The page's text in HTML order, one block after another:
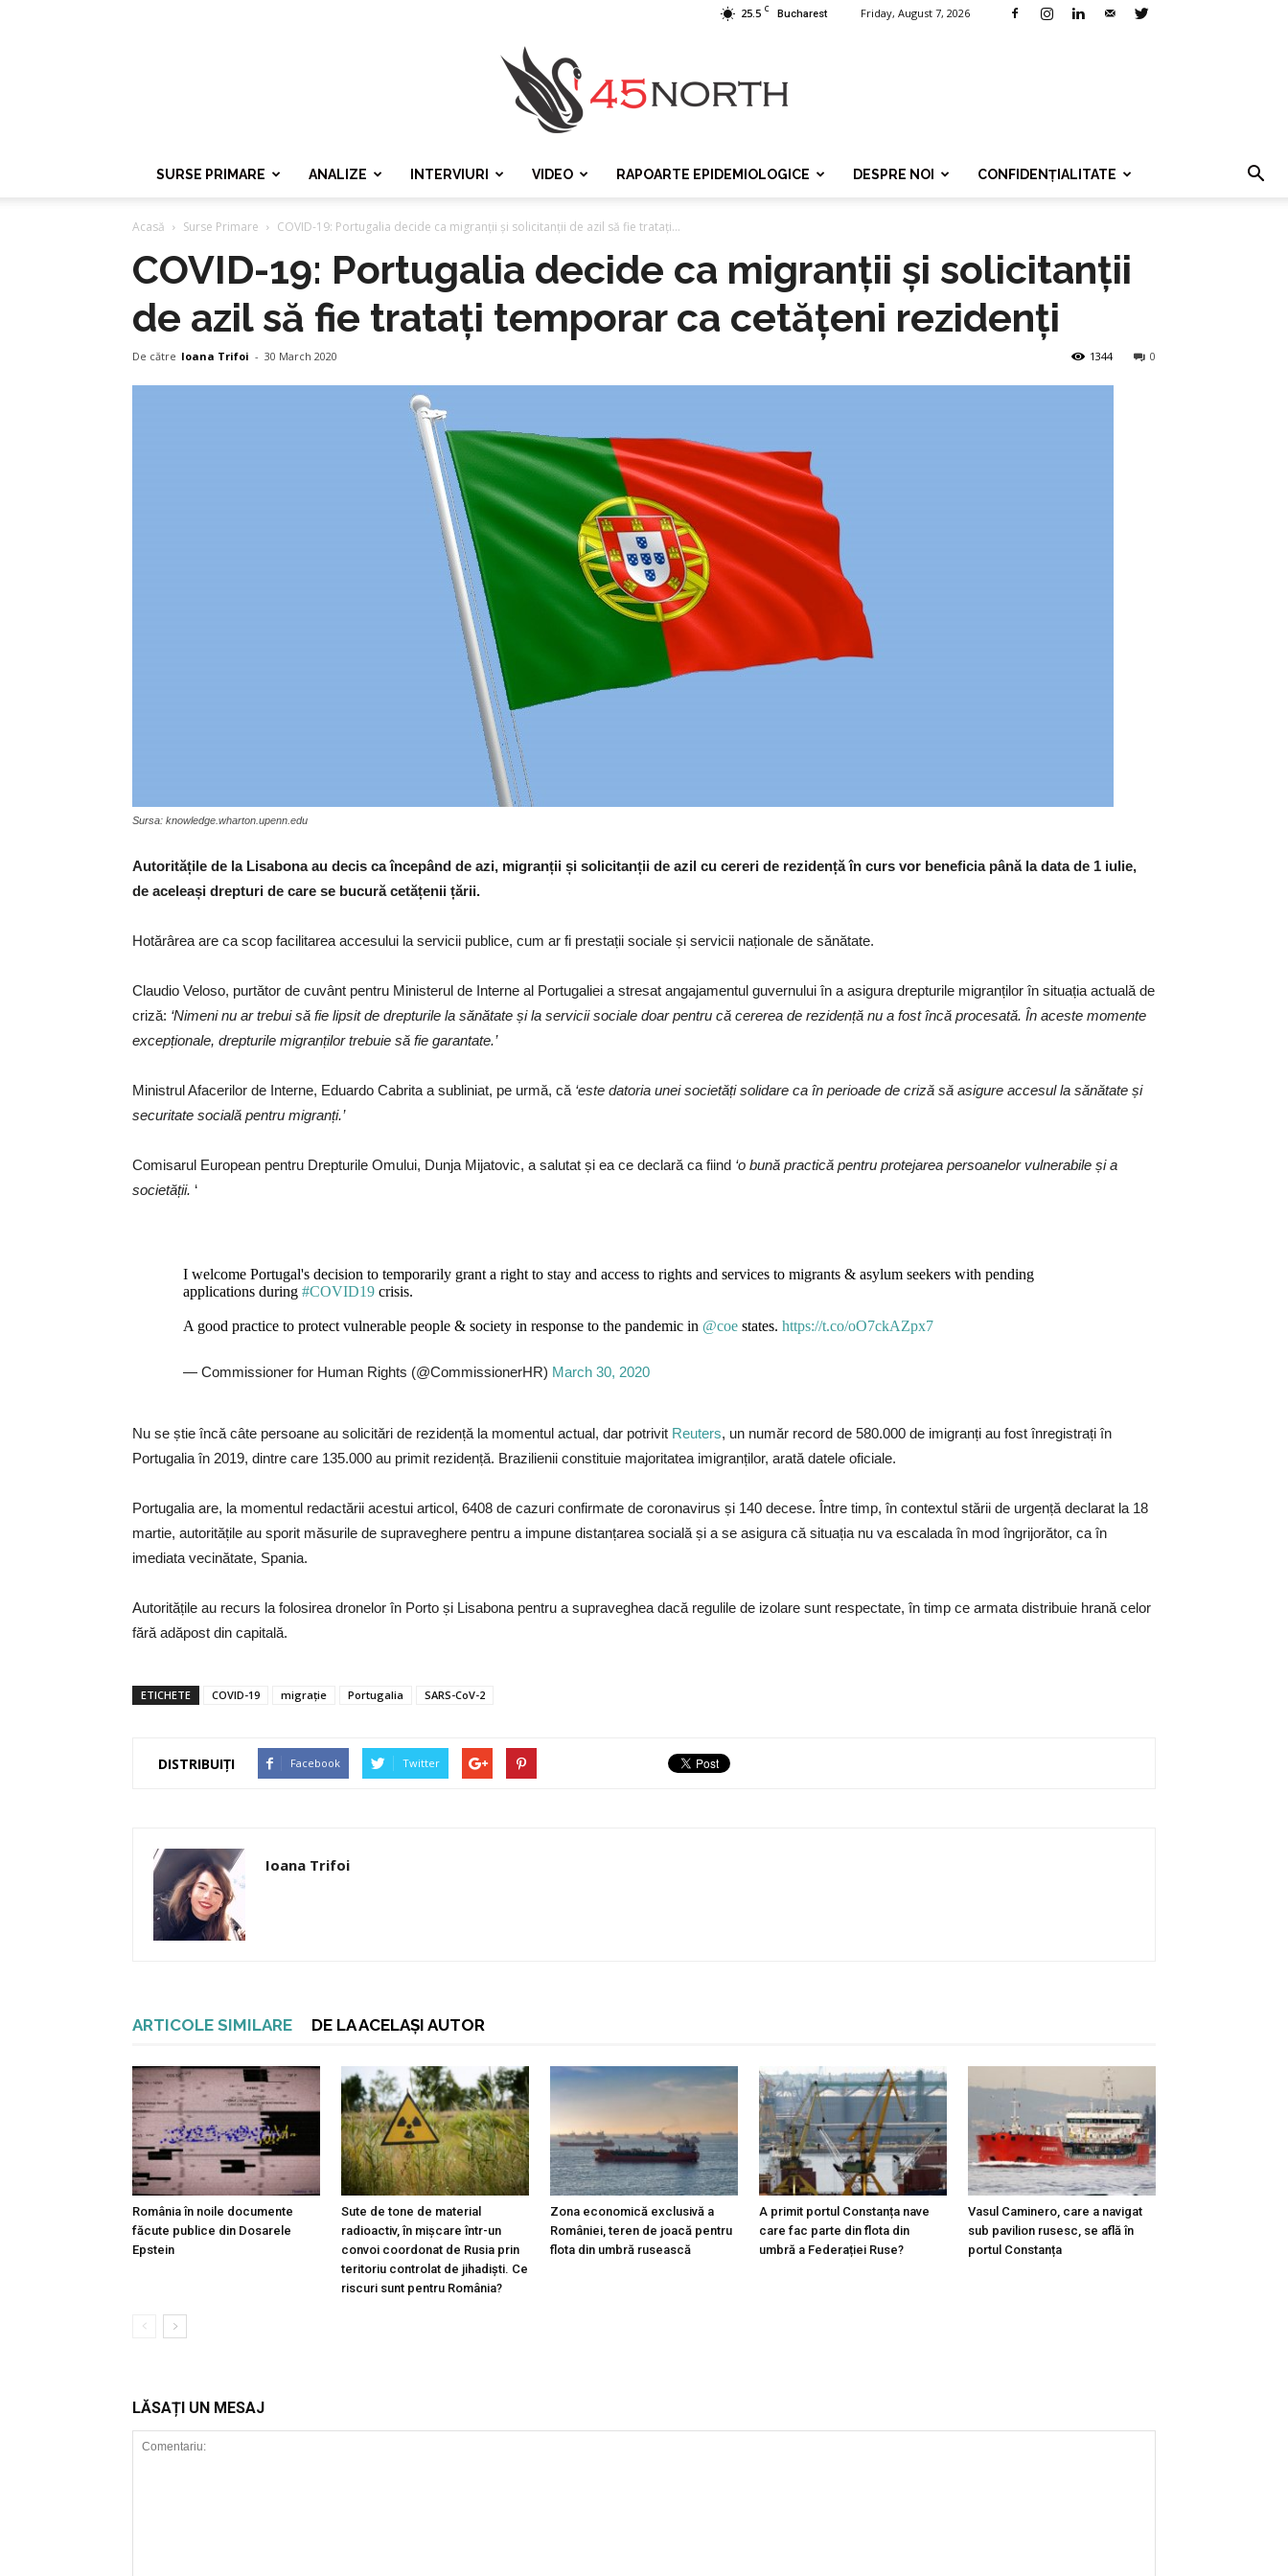
25.5 C Bucharest Friday, August 7, 2026
SURSE PRIMARE ANALIZE INTERVIURI VIDEO RAPOARTE EPIDEMIOLOGICE DESPRE NOI CONFIDENȚIALITATE
Acasă Surse Primare COVID-19: Portugalia decide ca migranții și solicitanții de azil să fie tratați...
COVID-19: Portugalia decide ca migranții și solicitanții
de azil să fie tratați temporar ca cetățeni rezidenți
De către Ioana Trifoi - 30 March 2020 0
1344
Sursa: knowledge.wharton.upenn.edu
Autoritățile de la Lisabona au decis ca începând de azi, migranții și solicitanții de azil cu cereri de rezidență în curs vor beneficia până la data de 1 iulie,
de aceleași drepturi de care se bucură cetățenii țării.
Hotărârea are ca scop facilitarea accesului la servicii publice, cum ar fi prestații sociale și servicii naționale de sănătate.
Claudio Veloso, purtător de cuvânt pentru Ministerul de Interne al Portugaliei a stresat angajamentul guvernului în a asigura drepturile migranților în situația actuală de
criză: ‘Nimeni nu ar trebui să fie lipsit de drepturile la sănătate și la servicii sociale doar pentru că cererea de rezidență nu a fost încă procesată. În aceste momente
excepționale, drepturile migranților trebuie să fie garantate.’
Ministrul Afacerilor de Interne, Eduardo Cabrita a subliniat, pe urmă, că ‘este datoria unei societăți solidare ca în perioade de criză să asigure accesul la sănătate și
securitate socială pentru migranți.’
Comisarul European pentru Drepturile Omului, Dunja Mijatovic, a salutat și ea ce declară ca fiind ‘o bună practică pentru protejarea persoanelor vulnerabile și a
societății. ‘
I welcome Portugal's decision to temporarily grant a right to stay and access to rights and services to migrants & asylum seekers with pending
applications during#COVID19 crisis.
A good practice to protect vulnerable people & society in response to the pandemic in @coe states.https://t.co/oO7ckAZpx7
— Commissioner for Human Rights (@CommissionerHR) March 30, 2020
Nu se știe încă câte persoane au solicitări de rezidență la momentul actual, dar potrivit Reuters, un număr record de 580.000 de imigranți au fost înregistrați în
Portugalia în 2019, dintre care 135.000 au primit rezidență. Brazilienii constituie majoritatea imigranților, arată datele oficiale.
Portugalia are, la momentul redactării acestui articol, 6408 de cazuri confirmate de coronavirus și 140 decese. Între timp, în contextul stării de urgență declarat la 18
martie, autoritățile au sporit măsurile de supraveghere pentru a impune distanțarea socială și a se asigura că situația nu va escalada în mod îngrijorător, ca în
imediata vecinătate, Spania.
Autoritățile au recurs la folosirea dronelor în Porto și Lisabona pentru a supraveghea dacă regulile de izolare sunt respectate, în timp ce armata distribuie hrană celor
fără adăpost din capitală.
ETICHETE COVID-19 migrație Portugalia SARS-CoV-2
DISTRIBUIȚI Facebook Twitter
Ioana Trifoi
ARTICOLE SIMILARE DE LA ACELAȘI AUTOR
România în noile documente
făcute publice din Dosarele
Epstein
Sute de tone de material
radioactiv, în mișcare într-un
convoi coordonat de Rusia prin
teritoriu controlat de jihadiști. Ce
riscuri sunt pentru România?
Zona economică exclusivă a
României, teren de joacă pentru
flota din umbră rusească
A primit portul Constanța nave
care fac parte din flota din
umbră a Federației Ruse?
Vasul Caminero, care a navigat
sub pavilion rusesc, se află în
portul Constanța
LĂSAȚI UN MESAJ